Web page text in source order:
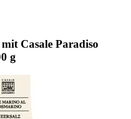
Casale Paradiso
g